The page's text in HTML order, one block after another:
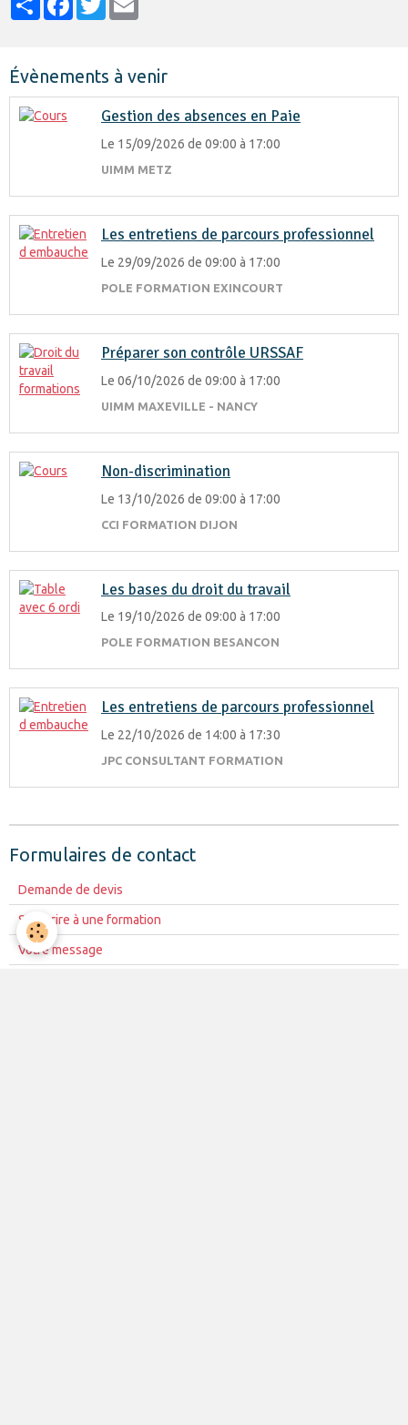
Évènements à venir
Gestion des absences en Paie
Le 15/09/2026 de 09:00 à 17:00
UIMM METZ
Les entretiens de parcours professionnel
Le 29/09/2026 de 09:00 à 17:00
POLE FORMATION EXINCOURT
Préparer son contrôle URSSAF
Le 06/10/2026 de 09:00 à 17:00
UIMM MAXEVILLE - NANCY
Non-discrimination
Le 13/10/2026 de 09:00 à 17:00
CCI FORMATION DIJON
Les bases du droit du travail
Le 19/10/2026 de 09:00 à 17:00
POLE FORMATION BESANCON
Les entretiens de parcours professionnel
Le 22/10/2026 de 14:00 à 17:30
JPC CONSULTANT FORMATION
Formulaires de contact
Demande de devis
S'inscrire à une formation
Votre message